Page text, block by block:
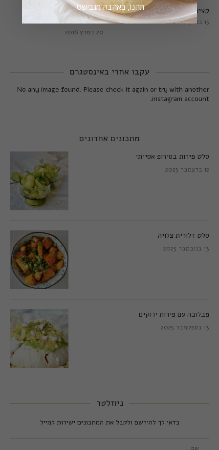
קציצות כרישה טבעוניות
מושלמות
20 במרץ 2018
קציצות כרישה מושלמות
15 במרץ 2018
עקבו אחרי באינסטגרם
No any image found. Please check it again or try with another
instagram account.
מתכונים אחרונים
סלט פירות בסירופ אסייתי
12 בדצמבר 2025
סלט דלורית צלויה
13 בנובמבר 2025
פבלובה עם פירות ירוקים
13 בספטמבר 2025
ניוזלטר
כדאי לך להירשם ולקבל את המתכונים ישירות למייל
תהנו, באהבה מגבישס.